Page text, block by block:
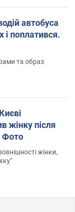
автобуса
і поплатився.
та образ
жінку після
Фото
жінки,